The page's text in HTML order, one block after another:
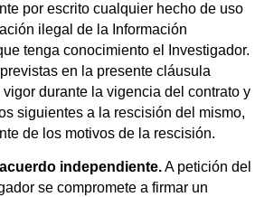
por escrito cualquier hecho de uso
ilegal de la Información
tenga conocimiento el Investigador.
en la presente cláusula
durante la vigencia del contrato y
siguientes a la rescisión del mismo,
de los motivos de la rescisión.
independiente.A petición del
se compromete a firmar un